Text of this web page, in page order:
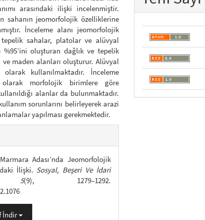
arasındaki ilişki incelenmiştir.
sahanın jeomorfolojik özelliklerine
İnceleme alanı jeomorfolojik
tepelik sahalar, platolar ve alüvyal
%95’ini oluşturan dağlık ve tepelik
ve maden alanları oluşturur. Alüvyal
kullanılmaktadır. İnceleme
olarak morfolojik birimlere göre
alanlar da bulunmaktadır.
sorunlarını belirleyerek arazi
yapılması gerekmektedir.
Adası’nda Jeomorfolojik
İlişki. Sosyal, Beşeri Ve İdari
5(9), 1279–1292.
İndir